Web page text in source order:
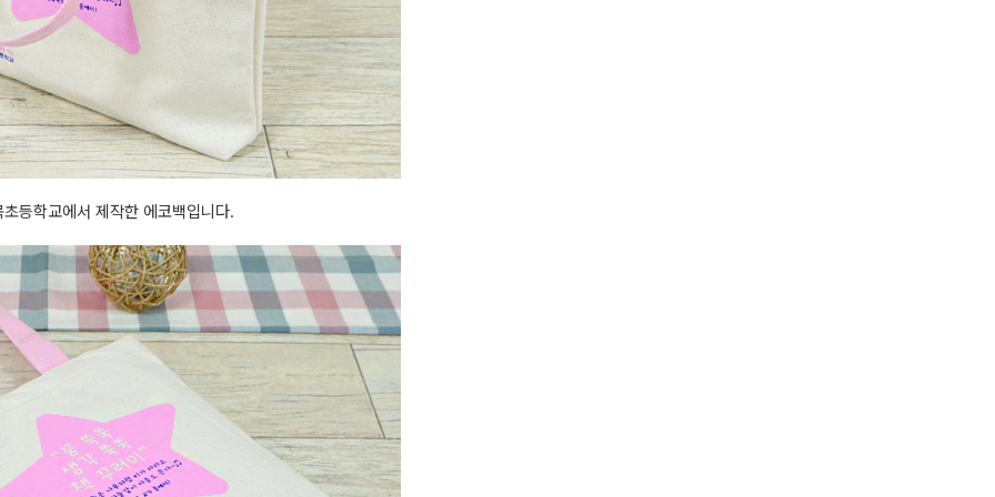
초등학교에서 제작한 에코백입니다.